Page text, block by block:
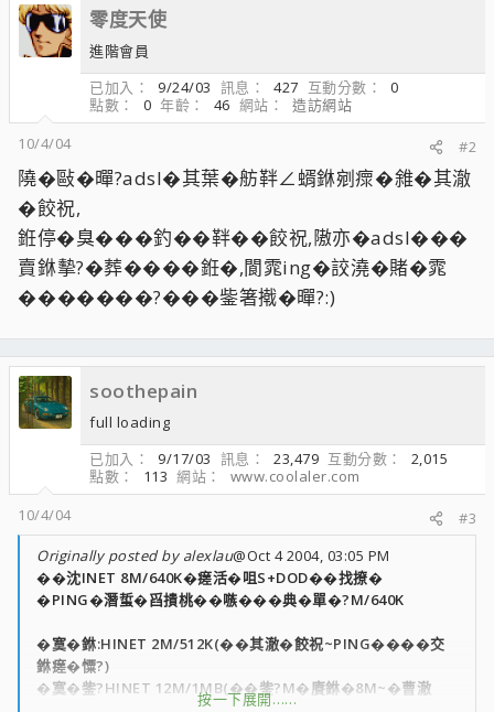
零度天使
進階會員
已加入
9/24/03 訊息 427 互動分數
0
點數
0 年齡 46 網站
造訪網站
10/4/04
#2
隢�敺�暺?adsl�其葉�舫靽∠蝑銝剜瘝�雓�其澈
�餃祝,
銋停�臭���釣��靽��餃祝,隞亦�adsl���
賣銝摰?�葬����銋�,閬雿ing�詨澆�賭�雿
�������?���鈭箸撠�暺?:)
soothepain
full loading
已加入
9/17/03 訊息 23,479 互動分數
2,015
點數
113 網站
www.coolaler.com
10/4/04
#3
Originally posted by alexlau@Oct 4 2004, 03:05 PM
��沈INET 8M/640K�瘥活�咀S+DOD��找撩�
�PING�潛蜇�舀撌桃��嗾���典�單�?M/640K
�寞�銝:HINET 2M/512K(��其澈�餃祝~PING����交
銝瘥�憟?)
�寞�鈭?HINET 12M/1MB(��鈭?M�賡銝�8M~�曹澈
按一下展開……